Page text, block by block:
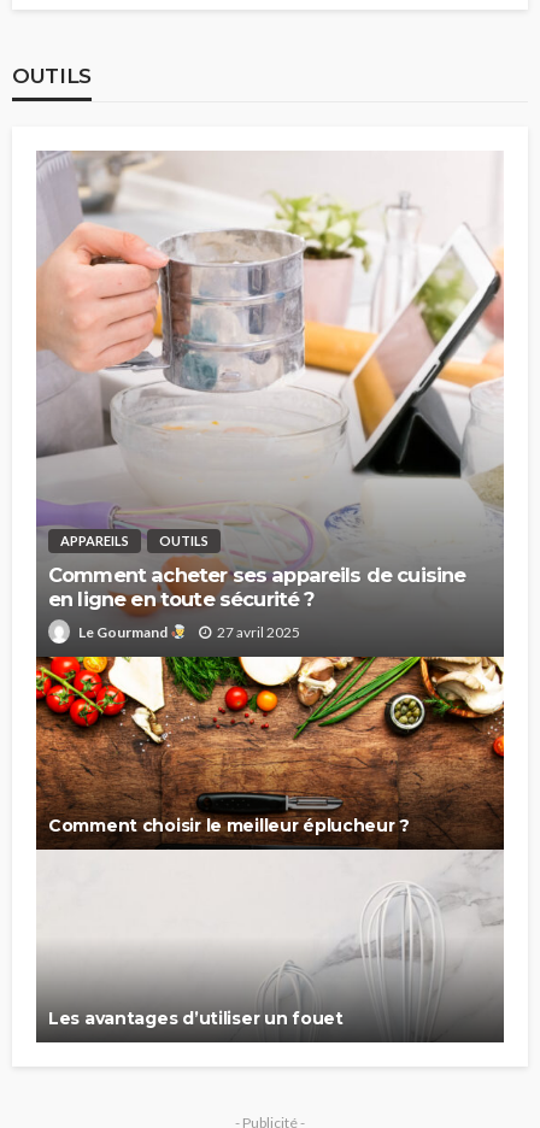
OUTILS
APPAREILS OUTILS
Comment acheter ses appareils de cuisine
en ligne en toute sécurité ?
Le Gourmand 27 avril 2025
Comment choisir le meilleur éplucheur ?
Les avantages d’utiliser un fouet
- Publicité -